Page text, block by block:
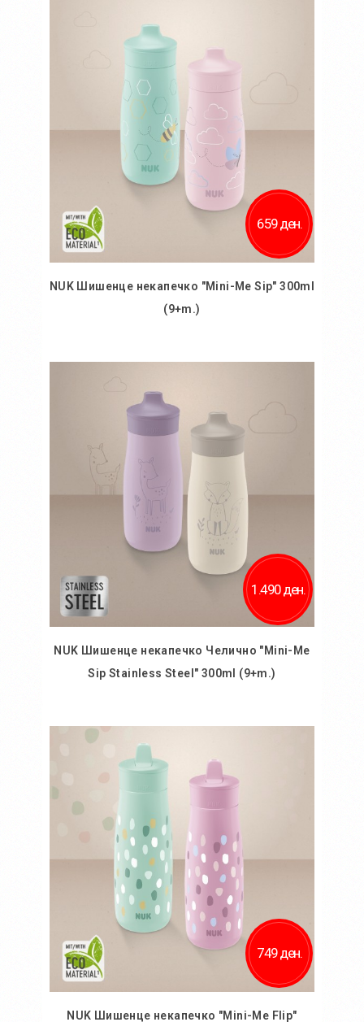
Додај во желби
Додај за споредба
659 ден.
NUK Шишенце некапечко "Mini-Me Sip" 300ml
(9+m.)
Во кошничка
Додај во желби
Додај за споредба
1.490 ден.
NUK Шишенце некапечко Челично "Mini-Me
Sip Stainless Steel" 300ml (9+m.)
Во кошничка
Додај во желби
Додај за споредба
749 ден.
NUK Шишенце некапечко "Mini-Me Flip"